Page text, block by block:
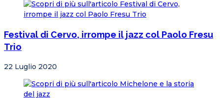
Festival di Cervo, irrompe il jazz col Paolo Fresu
Trio
22 Luglio 2020